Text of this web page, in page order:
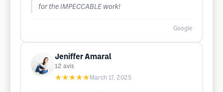
for the IMPECCABLE work!
Google
Jeniffer Amaral
12 avis
★★★★★ March 17, 2025